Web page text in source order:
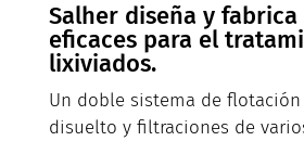
Salher diseña y
eficaces para el
lixiviados.
Un doble sistema de
disuelto y filtraciones de